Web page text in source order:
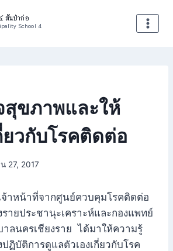
สันป่าก่อ
School 4
สุขภาพและให้
ยวกับโรคติดต่อ
27, 2017
าหน้าที่จากศูนย์ควบคุมโรคติดต่อ
รายประชานุะเคราะห์และกองแพทย์
ลนครเชียงราย ได้มาให้ความรู้
ฏิบัติการดูแลตัวเองเกี่ยวกับโรค